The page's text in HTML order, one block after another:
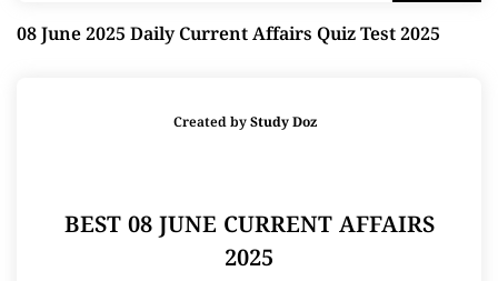
08 June 2025 Daily Current Affairs Quiz Test 2025
Created byStudy Doz
BEST 08 JUNE CURRENT AFFAIRS
2025